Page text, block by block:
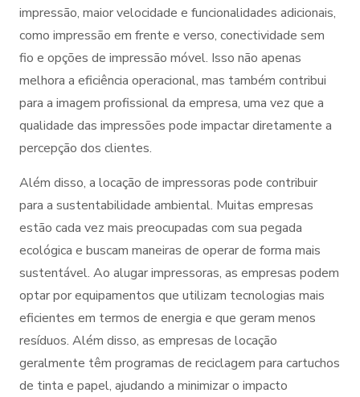
impressão, maior velocidade e funcionalidades adicionais,
como impressão em frente e verso, conectividade sem
fio e opções de impressão móvel. Isso não apenas
melhora a eficiência operacional, mas também contribui
para a imagem profissional da empresa, uma vez que a
qualidade das impressões pode impactar diretamente a
percepção dos clientes.
Além disso, a locação de impressoras pode contribuir
para a sustentabilidade ambiental. Muitas empresas
estão cada vez mais preocupadas com sua pegada
ecológica e buscam maneiras de operar de forma mais
sustentável. Ao alugar impressoras, as empresas podem
optar por equipamentos que utilizam tecnologias mais
eficientes em termos de energia e que geram menos
resíduos. Além disso, as empresas de locação
geralmente têm programas de reciclagem para cartuchos
de tinta e papel, ajudando a minimizar o impacto